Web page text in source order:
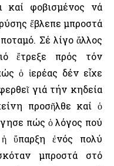
καί φοβισμένος νά
ἔβλεπε μπροστά
Σέ λίγο ἄλλος
ἔτρεξε πρός τόν
ὁ ἱερέας δέν εἶχε
γιά τήν κηδεία
προσῆλθε καί ὁ
πώς ὁ λόγος πού
ὕπαρξη ἐνός πολύ
μπροστά στό